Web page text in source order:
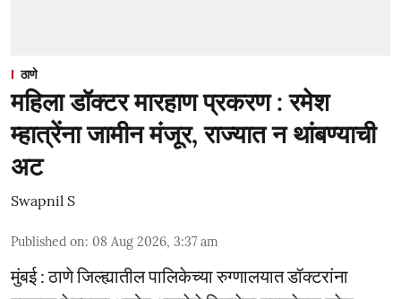
ठाणे
महिला डॉक्टर मारहाण प्रकरण : रमेश
म्हात्रेंना जामीन मंजूर, राज्यात न थांबण्याची
अट
Swapnil S
Published on: 08 Aug 2026, 3:37 am
मुंबई : ठाणे जिल्ह्यातील पालिकेच्या रुग्णालयात डॉक्टरांना